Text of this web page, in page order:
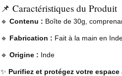
📌 Caractéristiques du Produit
🔹Contenu : Boîte de 30g,
🔹 Fabrication : Fait à la main en
🔹Origine : Inde
✨ Purifiez et protégez votre espace